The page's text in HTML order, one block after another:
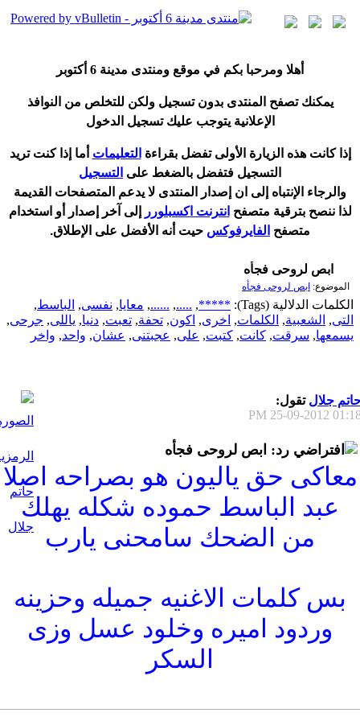
هلا ومرحبا بكم في موقع ومنتدى مدينة 6 أكتوبر
يمكنك تصفح المنتدى بدون تسجيل ولكن للتخلص من النوافذ
الإعلانية يتوجب عليك تسجيل الدخول
إذا كانت هذه الزيارة الأولى تفضل بقراءة التعليمات ما إذا كنت تريد
التسجيل فتفضل بالضغط على التسجيل
والرجاء الإنتباه إلى ان إصدار المنتدى لا يدعم المتصفحات القديمة
لذا ننصح بترقية متصفح انترنت اكسبلورر إلى آخر إصدار أو استخدام
متصفح الفايرفوكس حيت نه الأفضل على الإطلاق.
ابص لروحى فجأه
الموضوع: ابص لروحى فجأه
الكلمات الدلالية (Tags): *****
,
.....
,
......
, معايا, نفسى, الباسط,
التى, الشعبية, الكلمات, اخرى, اكون, تحفة, تعبت, دنيا, ياللى, جرحى,
يسمعها, سرقت, كانت, كتبت, على, عجبتنى, عشان, واحد, واخر
جلال تقول:
25-09-2012 01:18
رد: ابص لروحى فجأه
معاكى حق ياليون هو بصراحه اصلا
عبد الباسط حموده شكله يهلك
من الضحك سامحنى يارب
بس كلمات الاغنيه جميله وحزينه
وردود اميره وخلود عسل وزى
السكر